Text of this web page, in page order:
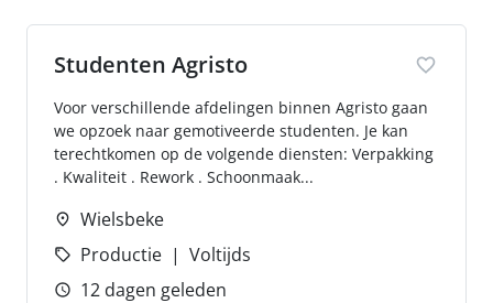
Studenten Agristo
Voor verschillende afdelingen binnen Agristo gaan
we opzoek naar gemotiveerde studenten. Je kan
terechtkomen op de volgende diensten: Verpakking
. Kwaliteit . Rework . Schoonmaak...
Wielsbeke
Productie
Voltijds
12 dagen geleden